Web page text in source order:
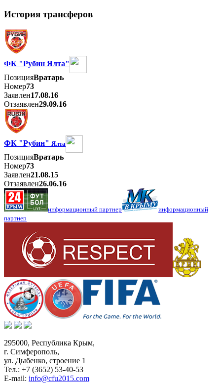
История трансферов
ФК "Рубин Ялта"
ПозицияВратарь
Номер73
Заявлен17.08.16
Отзаявлен29.09.16
ФК "Рубин" Ялта
ПозицияВратарь
Номер73
Заявлен21.08.15
Отзаявлен26.06.16
информационный партнер
информационный
партнер
295000, Республика Крым,
г. Симферополь,
ул. Дыбенко, строение 1
Тел.: +7 (3652) 53-40-53
E-mail: info@cfu2015.com